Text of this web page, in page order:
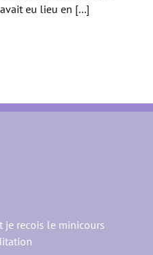
eu lieu en [...]
je recois le minicours